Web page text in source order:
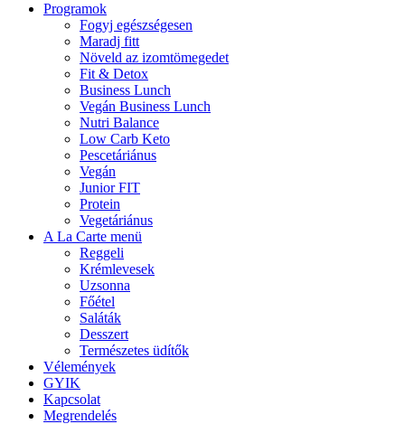
Programok
Fogyj egészségesen
Maradj fitt
Növeld az izomtömegedet
Fit & Detox
Business Lunch
Vegán Business Lunch
Nutri Balance
Low Carb Keto
Pescetáriánus
Vegán
Junior FIT
Protein
Vegetáriánus
A La Carte menü
Reggeli
Krémlevesek
Uzsonna
Főétel
Saláták
Desszert
Természetes üdítők
Vélemények
GYIK
Kapcsolat
Megrendelés